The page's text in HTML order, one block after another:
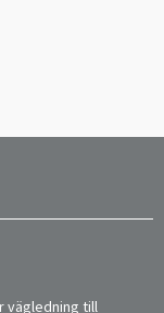
vägledning till